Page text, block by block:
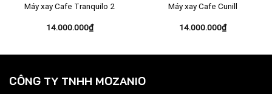
Máy xay Cafe Tranquilo 2
14.000.000₫
Máy xay Cafe Cunill
14.000.000₫
CÔNG TY TNHH MOZANIO